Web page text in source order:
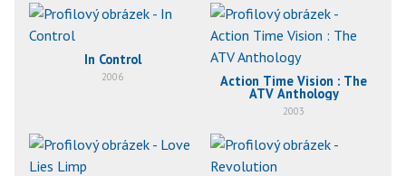
In Control
2006 Action Time Vision : The
ATV Anthology
2003